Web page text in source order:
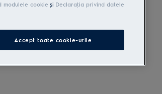
GRATUIT
modulele cookie și Declaraţia privind datele
Accept toate cookie-urile